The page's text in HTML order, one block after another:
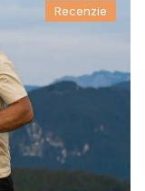
Recenzie